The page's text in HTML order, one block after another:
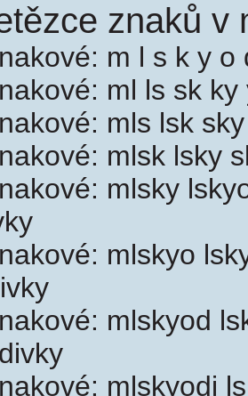
znaků v
m l s k y o
ml ls sk
mls lsk
mlsk lsky
mlsky
mlskyo
mlskyod
mlskyodi